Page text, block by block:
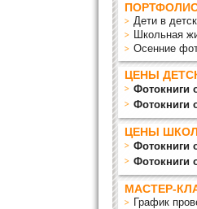
Дети в
Школьная
Осенние
ЦЕНЫ
Фотокниги
Фотокниги
ЦЕНЫ
Фотокниги
Фотокниги
МАСТЕР-
График